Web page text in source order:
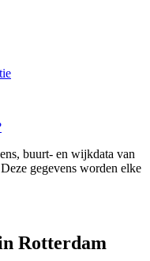
buurt- en wijkdata van
gegevens worden elke
Rotterdam